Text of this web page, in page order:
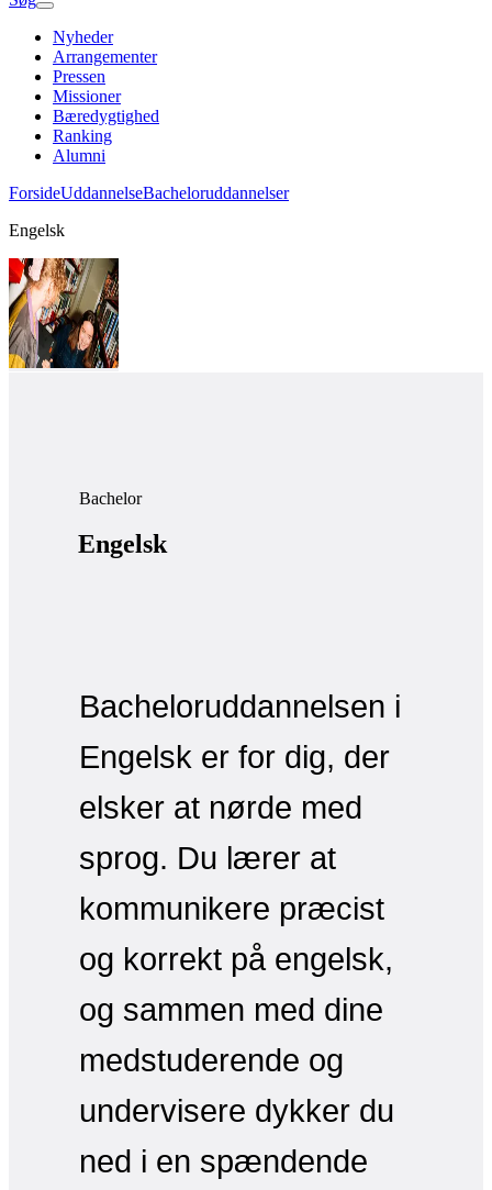
Nyheder
Arrangementer
Pressen
Missioner
Bæredygtighed
Ranking
Alumni
ForsideUddannelseBacheloruddannelser
Engelsk
Bachelor
Engelsk
Bacheloruddannelsen i
Engelsk er for dig, der
elsker at nørde med
sprog. Du lærer at
kommunikere præcist
og korrekt på engelsk,
og sammen med dine
medstuderende og
undervisere dykker du
ned i en spændende